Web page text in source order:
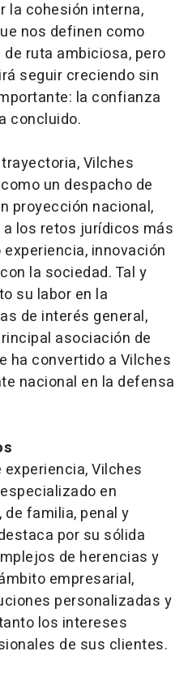
la cohesión interna,
nos definen como
ruta ambiciosa, pero
seguir creciendo sin
la confianza
concluido.
Vilches
un despacho de
proyección nacional,
los retos jurídicos más
innovación
la sociedad. Tal y
su labor en la
de interés general,
asociación de
ha convertido a Vilches
nacional en la defensa
Vilches
en
familia, penal y
por su sólida
de herencias y
empresarial,
personalizadas y
los intereses
de sus clientes.